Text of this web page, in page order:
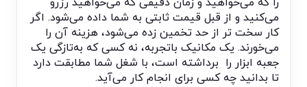
را که می‌خواهید و زمان دقیقی که می‌خواهید رزرو
می‌کنید و از قبل قیمت ثابتی به شما داده می‌شود. اگر
کار سخت‌ تر از حد تخمین زده می‌شود، هزینه آن را
می‌خورند. یک مکانیک باتجربه، نه کسی که به‌تازگی یک
جعبه ابزار را برداشته است، با شغل شما مطابقت دارد
تا بدانید چه کسی برای انجام کار می‌آید.